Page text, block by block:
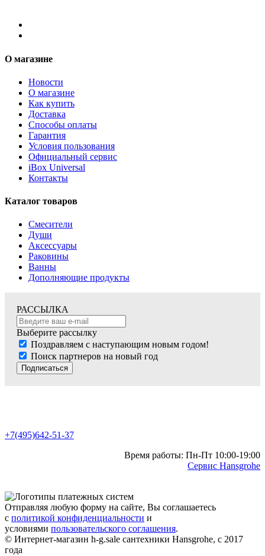
О магазине
Новости
О магазине
Как купить
Доставка
Способы оплаты
Гарантия
Условия пользования
Официальный сервис
iBox Universal
Контакты
Каталог товаров
Смесители
Души
Аксессуары
Раковины
Ванны
Дополняющие продукты
РАССЫЛКА
Выберите рассылку
Поздравляем с наступающим новым годом!
Поиск партнеров на новый год
Подписаться
+7(495)642-51-37
Время работы: Пн-Пт 10:00-19:00
Сервис Hansgrohe
Отправляя любую форму на сайте, Вы соглашаетесь
с политикой конфиденциальности и
условиями пользовательского соглашения.
© Интернет-магазин h-g.sale сантехники Hansgrohe, с 2017
года